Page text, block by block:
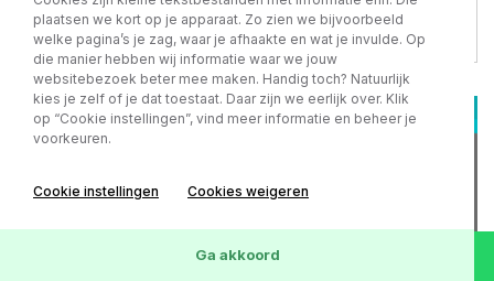
plaatsen we kort op je apparaat. Zo zien we bijvoorbeeld
welke pagina’s je zag, waar je afhaakte en wat je invulde. Op
die manier hebben wij informatie waar we jouw
websitebezoek beter mee maken. Handig toch? Natuurlijk
kies je zelf of je dat toestaat. Daar zijn we eerlijk over. Klik
op “Cookie instellingen”, vind meer informatie en beheer je
voorkeuren.
Cookie instellingen Cookies weigeren
Ga akkoord